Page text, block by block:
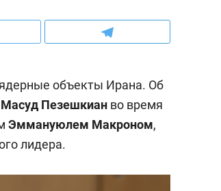
объекты Ирана. Об
Масуд Пезешкиан во время
Эммануюлем Макроном,
лидера.
и Face
Рекомендуем